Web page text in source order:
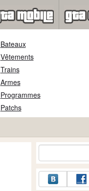
Bateaux
Vêtements
Trains
Armes
Programmes
Patchs